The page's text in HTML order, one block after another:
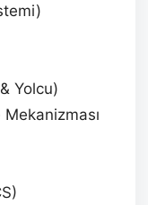
Yolcu)